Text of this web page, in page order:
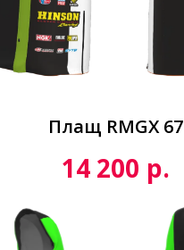
Плащ RMGX 67
14 200 р.